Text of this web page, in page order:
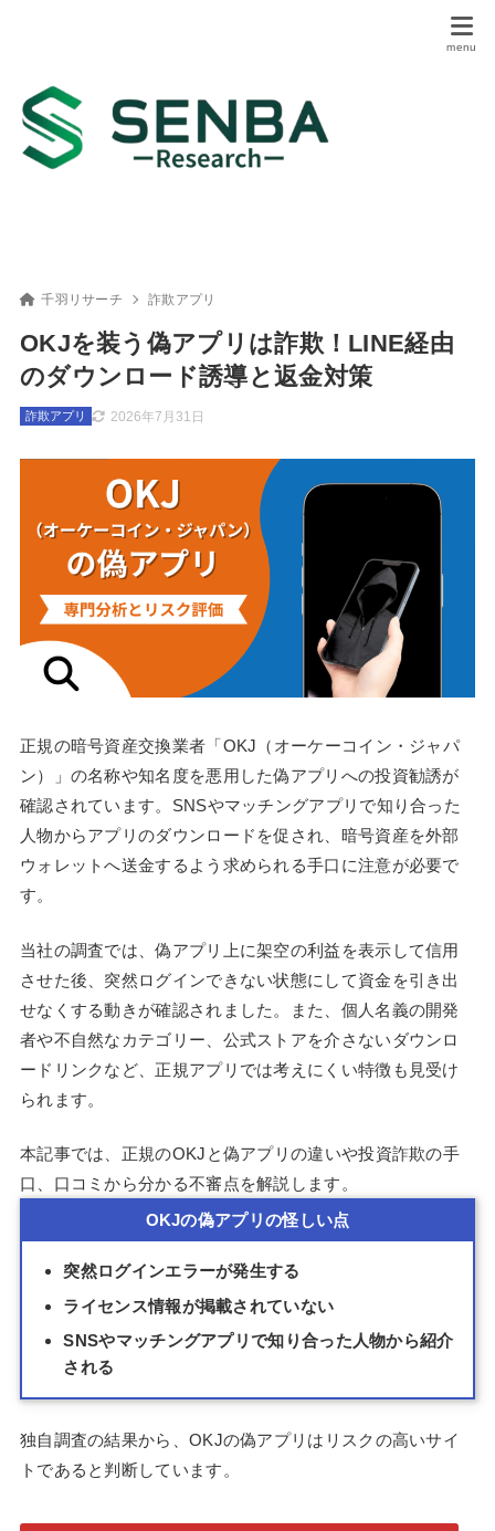
千羽リサーチ 詐欺アプリ
OKJを装う偽アプリは詐欺！LINE経由
のダウンロード誘導と返金対策
2026年7月31日
詐欺アプリ
正規の暗号資産交換業者「OKJ（オーケーコイン・ジャパ
ン）」の名称や知名度を悪用した偽アプリへの投資勧誘が
確認されています。SNSやマッチングアプリで知り合った
人物からアプリのダウンロードを促され、暗号資産を外部
ウォレットへ送金するよう求められる手口に注意が必要で
す。
当社の調査では、偽アプリ上に架空の利益を表示して信用
させた後、突然ログインできない状態にして資金を引き出
せなくする動きが確認されました。また、個人名義の開発
者や不自然なカテゴリー、公式ストアを介さないダウンロ
ードリンクなど、正規アプリでは考えにくい特徴も見受け
られます。
本記事では、正規のOKJと偽アプリの違いや投資詐欺の手
口、口コミから分かる不審点を解説します。
OKJの偽アプリの怪しい点
突然ログインエラーが発生する
ライセンス情報が掲載されていない
SNSやマッチングアプリで知り合った人物から紹介
される
独自調査の結果から、OKJの偽アプリはリスクの高いサイ
トであると判断しています。